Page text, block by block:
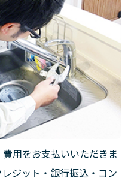
用をお支払いいただきま
ジット・銀行振込・コン